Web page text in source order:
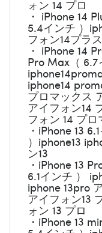
ォン 14 プロ
・ iPhone 14
5.4インチ ）
フォン14プラ
・ iPhone 14
Pro Max（ 6.7
iphone14
プロマックス
アイフォン14
フォン 14 プ
・iPhone 13
）iphone13
ン13
・iPhone 13
6.1インチ ）
iphone 13pro
アイフォン13
ォン 13 プロ
・iPhone 13